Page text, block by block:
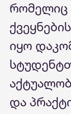
რომელიც
იყო
და